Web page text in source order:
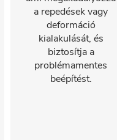
a repedések vagy
deformáció
kialakulását, és
biztosítja a
problémamentes
beépítést.